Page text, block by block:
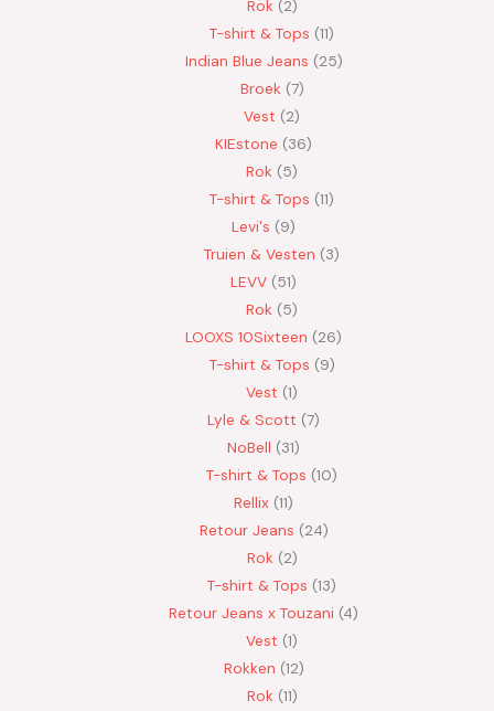
Rok 2
T-shirt & Tops 11
Indian Blue Jeans 25
Broek 7
Vest
2
KIEstone
36
Rok
5
T-shirt & Tops 11
Levi's
9
Truien & Vesten
3
LEVV 51
Rok
5
LOOXS 10Sixteen
26
T-shirt & Tops 9
Vest 1
Lyle & Scott 7
NoBell
31
T-shirt & Tops 10
Rellix 11
Retour Jeans 24
Rok 2
T-shirt & Tops 13
Retour Jeans x Touzani 4
Vest 1
Rokken 12
Rok 11